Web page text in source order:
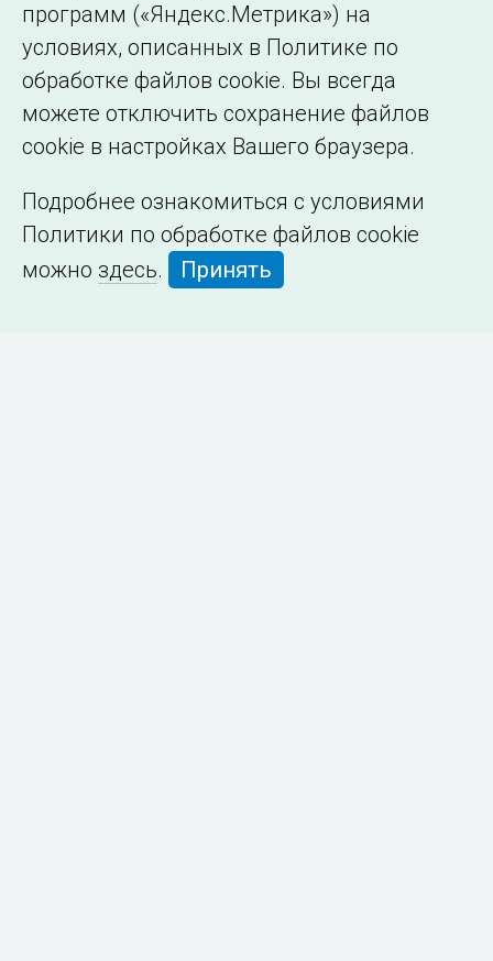
программ («Яндекс.Метрика») на
условиях, описанных в Политике по
обработке файлов cookie. Вы всегда
можете отключить сохранение файлов
cookie в настройках Вашего браузера.
Подробнее ознакомиться с условиями
Политики по обработке файлов cookie
можно здесь. Принять